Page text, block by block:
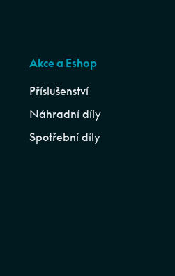
Akce a Eshop
Příslušenství
Náhradní díly
Spotřební díly